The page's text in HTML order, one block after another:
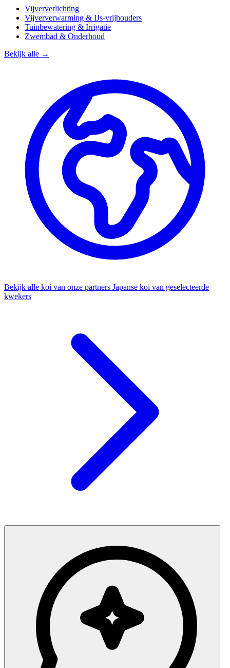
Vijververlichting
Vijververwarming & IJs-vrijhouders
Tuinbewatering & Irrigatie
Zwembad & Onderhoud
Bekijk alle →
Bekijk alle koi van onze partners Japanse koi van geselecteerde
kwekers